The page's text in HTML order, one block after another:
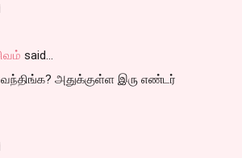
said…
அதுக்குள்ள இரு எண்டர்